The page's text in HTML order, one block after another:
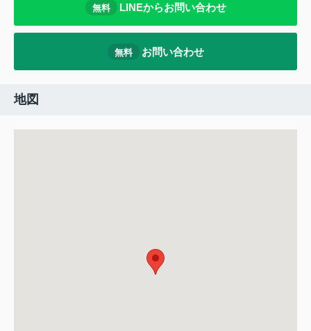
無料 LINEからお問い合わせ
無料 お問い合わせ
地図